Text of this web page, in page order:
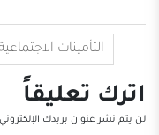
التأمينات
اترك تعليقاً
لن يتم نشر عنوان بريدك